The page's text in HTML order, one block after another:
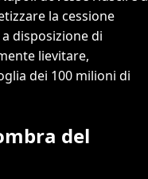
la cessione
disposizione di
lievitare,
dei 100 milioni di
del